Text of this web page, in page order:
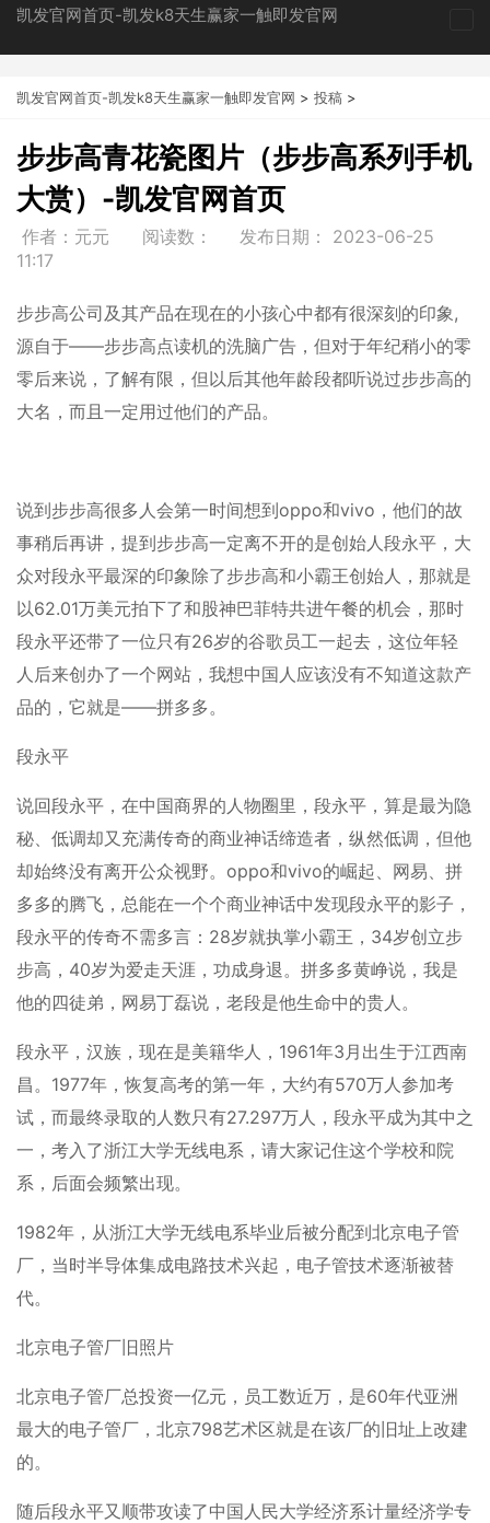
凯发官网首页-凯发k8天生赢家一触即发官网
凯发官网首页-凯发k8天生赢家一触即发官网 > 投稿 >
步步高青花瓷图片（步步高系列手机
大赏）-凯发官网首页
作者：元元 阅读数： 发布日期： 2023-06-25
11:17
步步高公司及其产品在现在的小孩心中都有很深刻的印象,
源自于——步步高点读机的洗脑广告，但对于年纪稍小的零
零后来说，了解有限，但以后其他年龄段都听说过步步高的
大名，而且一定用过他们的产品。
说到步步高很多人会第一时间想到oppo和vivo，他们的故
事稍后再讲，提到步步高一定离不开的是创始人段永平，大
众对段永平最深的印象除了步步高和小霸王创始人，那就是
以62.01万美元拍下了和股神巴菲特共进午餐的机会，那时
段永平还带了一位只有26岁的谷歌员工一起去，这位年轻
人后来创办了一个网站，我想中国人应该没有不知道这款产
品的，它就是——拼多多。
段永平
说回段永平，在中国商界的人物圈里，段永平，算是最为隐
秘、低调却又充满传奇的商业神话缔造者，纵然低调，但他
却始终没有离开公众视野。oppo和vivo的崛起、网易、拼
多多的腾飞，总能在一个个商业神话中发现段永平的影子，
段永平的传奇不需多言：28岁就执掌小霸王，34岁创立步
步高，40岁为爱走天涯，功成身退。拼多多黄峥说，我是
他的四徒弟，网易丁磊说，老段是他生命中的贵人。
段永平，汉族，现在是美籍华人，1961年3月出生于江西南
昌。1977年，恢复高考的第一年，大约有570万人参加考
试，而最终录取的人数只有27.297万人，段永平成为其中之
一，考入了浙江大学无线电系，请大家记住这个学校和院
系，后面会频繁出现。
1982年，从浙江大学无线电系毕业后被分配到北京电子管
厂，当时半导体集成电路技术兴起，电子管技术逐渐被替
代。
北京电子管厂旧照片
北京电子管厂总投资一亿元，员工数近万，是60年代亚洲
最大的电子管厂，北京798艺术区就是在该厂的旧址上改建
的。
随后段永平又顺带攻读了中国人民大学经济系计量经济学专